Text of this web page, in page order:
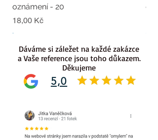
oznámení - 20
Cena
18,00 Kč
.
5,0
Dáváme si záležet na každé zakázce
a Vaše reference jsou toho důkazem.
Děkujeme